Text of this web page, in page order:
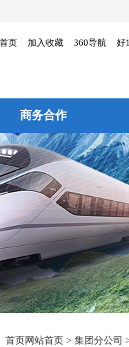
页 加入收藏 360导航 好
商务合作
首页 网站首页 > 集团分公司